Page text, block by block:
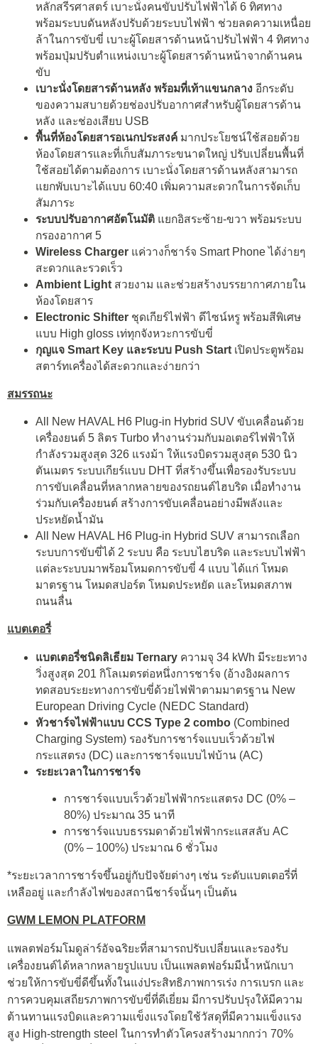
หลักสรีรศาสตร์ เบาะนั่งคนขับปรับไฟฟ้าได้ 6 ทิศทาง
พร้อมระบบดันหลังปรับด้วยระบบไฟฟ้า ช่วยลดความเหนื่อย
ล้าในการขับขี่ เบาะผู้โดยสารด้านหน้าปรับไฟฟ้า 4 ทิศทาง
พร้อมปุ่มปรับตำแหน่งเบาะผู้โดยสารด้านหน้าจากด้านคน
ขับ
เบาะนั่งโดยสารด้านหลัง พร้อมที่เท้าแขนกลาง อีกระดับ
ของความสบายด้วยช่องปรับอากาศสำหรับผู้โดยสารด้าน
หลัง และช่องเสียบ USB
พื้นที่ห้องโดยสารอเนกประสงค์ มากประโยชน์ใช้สอยด้วย
ห้องโดยสารและที่เก็บสัมภาระขนาดใหญ่ ปรับเปลี่ยนพื้นที่
ใช้สอยได้ตามต้องการ เบาะนั่งโดยสารด้านหลังสามารถ
แยกพับเบาะได้แบบ 60:40 เพิ่มความสะดวกในการจัดเก็บ
สัมภาระ
ระบบปรับอากาศอัตโนมัติ แยกอิสระซ้าย-ขวา พร้อมระบบ
กรองอากาศ 5
Wireless Charger แค่วางก็ชาร์จ Smart Phone ได้ง่ายๆ
สะดวกและรวดเร็ว
Ambient Light สวยงาม และช่วยสร้างบรรยากาศภายใน
ห้องโดยสาร
Electronic Shifter ชุดเกียร์ไฟฟ้า ดีไซน์หรู พร้อมสีพิเศษ
แบบ High gloss เท่ทุกจังหวะการขับขี่
กุญแจ Smart Key และระบบ Push Start เปิดประตูพร้อม
สตาร์ทเครื่องได้สะดวกและง่ายกว่า
สมรรถนะ
All New HAVAL H6 Plug-in Hybrid SUV ขับเคลื่อนด้วย
เครื่องยนต์ 5 ลิตร Turbo ทำงานร่วมกับมอเตอร์ไฟฟ้าให้
กำลังรวมสูงสุด 326 แรงม้า ให้แรงบิดรวมสูงสุด 530 นิว
ตันเมตร ระบบเกียร์แบบ DHT ที่สร้างขึ้นเพื่อรองรับระบบ
การขับเคลื่อนที่หลากหลายของรถยนต์ไฮบริด เมื่อทํางาน
ร่วมกับเครื่องยนต์ สร้างการขับเคลื่อนอย่างมีพลังและ
ประหยัดน้ำมัน
All New HAVAL H6 Plug-in Hybrid SUV สามารถเลือก
ระบบการขับขี่ได้ 2 ระบบ คือ ระบบไฮบริด และระบบไฟฟ้า
แต่ละระบบมาพร้อมโหมดการขับขี่ 4 แบบ ได้แก่ โหมด
มาตรฐาน โหมดสปอร์ต โหมดประหยัด และโหมดสภาพ
ถนนลื่น
แบตเตอรี่
แบตเตอรี่ชนิดลิเธียม Ternary ความจุ 34 kWh มีระยะทาง
วิ่งสูงสุด 201 กิโลเมตรต่อหนึ่งการชาร์จ (อ้างอิงผลการ
ทดสอบระยะทางการขับขี่ด้วยไฟฟ้าตามมาตรฐาน New
European Driving Cycle (NEDC Standard)
หัวชาร์จไฟฟ้าแบบ CCS Type 2 combo (Combined
Charging System) รองรับการชาร์จแบบเร็วด้วยไฟ
กระแสตรง (DC) และการชาร์จแบบไฟบ้าน (AC)
ระยะเวลาในการชาร์จ
การชาร์จแบบเร็วด้วยไฟฟ้ากระแสตรง DC (0% –
80%) ประมาณ 35 นาที
การชาร์จแบบธรรมดาด้วยไฟฟ้ากระแสสลับ AC
(0% – 100%) ประมาณ 6 ชั่วโมง
*ระยะเวลาการชาร์จขึ้นอยู่กับปัจจัยต่างๆ เช่น ระดับแบตเตอรี่ที่
เหลืออยู่ และกำลังไฟของสถานีชาร์จนั้นๆ เป็นต้น
GWM LEMON PLATFORM
แพลตฟอร์มโมดูล่าร์อัจฉริยะที่สามารถปรับเปลี่ยนและรองรับ
เครื่องยนต์ได้หลากหลายรูปแบบ เป็นแพลตฟอร์มมีน้ำหนักเบา
ช่วยให้การขับขี่ดีขึ้นทั้งในแง่ประสิทธิภาพการเร่ง การเบรก และ
การควบคุมเสถียรภาพการขับขี่ที่ดีเยี่ยม มีการปรับปรุงให้มีความ
ต้านทานแรงบิดและความแข็งแรงโดยใช้วัสดุที่มีความแข็งแรง
สูง High-strength steel ในการทำตัวโครงสร้างมากกว่า 70%